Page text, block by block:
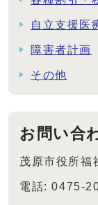
自立支援医
障害者計画
その他
お問い合
茂原市役所福
電話: 0475-